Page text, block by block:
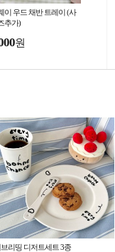
이 우드 채반 트레이 (사
추가)
원
리띵 디저트세트 3종